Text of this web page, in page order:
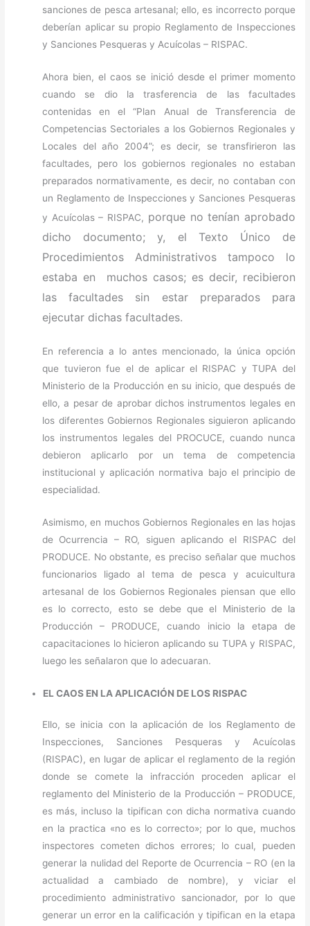
sanciones de pesca artesanal; ello, es incorrecto porque
deberían aplicar su propio Reglamento de Inspecciones
y Sanciones Pesqueras y Acuícolas – RISPAC.
Ahora bien, el caos se inició desde el primer momento
cuando se dio la trasferencia de las facultades
contenidas en el “Plan Anual de Transferencia de
Competencias Sectoriales a los Gobiernos Regionales y
Locales del año 2004”; es decir, se transfirieron las
facultades, pero los gobiernos regionales no estaban
preparados normativamente, es decir, no contaban con
un Reglamento de Inspecciones y Sanciones Pesqueras
y Acuícolas – RISPAC, porque no tenían aprobado
dicho documento; y, el Texto Único de
Procedimientos Administrativos tampoco lo
estaba en muchos casos; es decir, recibieron
las facultades sin estar preparados para
ejecutar dichas facultades.
En referencia a lo antes mencionado, la única opción
que tuvieron fue el de aplicar el RISPAC y TUPA del
Ministerio de la Producción en su inicio, que después de
ello, a pesar de aprobar dichos instrumentos legales en
los diferentes Gobiernos Regionales siguieron aplicando
los instrumentos legales del PROCUCE, cuando nunca
debieron aplicarlo por un tema de competencia
institucional y aplicación normativa bajo el principio de
especialidad.
Asimismo, en muchos Gobiernos Regionales en las hojas
de Ocurrencia – RO, siguen aplicando el RISPAC del
PRODUCE. No obstante, es preciso señalar que muchos
funcionarios ligado al tema de pesca y acuicultura
artesanal de los Gobiernos Regionales piensan que ello
es lo correcto, esto se debe que el Ministerio de la
Producción – PRODUCE, cuando inicio la etapa de
capacitaciones lo hicieron aplicando su TUPA y RISPAC,
luego les señalaron que lo adecuaran.
EL CAOS EN LA APLICACIÓN DE LOS RISPAC
Ello, se inicia con la aplicación de los Reglamento de
Inspecciones, Sanciones Pesqueras y Acuícolas
(RISPAC), en lugar de aplicar el reglamento de la región
donde se comete la infracción proceden aplicar el
reglamento del Ministerio de la Producción – PRODUCE,
es más, incluso la tipifican con dicha normativa cuando
en la practica «no es lo correcto»; por lo que, muchos
inspectores cometen dichos errores; lo cual, pueden
generar la nulidad del Reporte de Ocurrencia – RO (en la
actualidad a cambiado de nombre), y viciar el
procedimiento administrativo sancionador, por lo que
generar un error en la calificación y tipifican en la etapa